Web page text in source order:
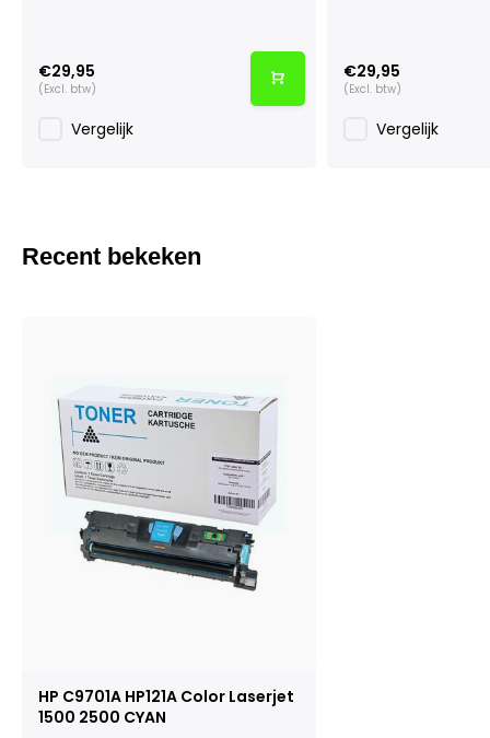
€29,95
(Excl. btw)
Vergelijk
€29,95
(Excl. btw)
Vergelijk
Recent bekeken
HP C9701A HP121A Color Laserjet
1500 2500 CYAN